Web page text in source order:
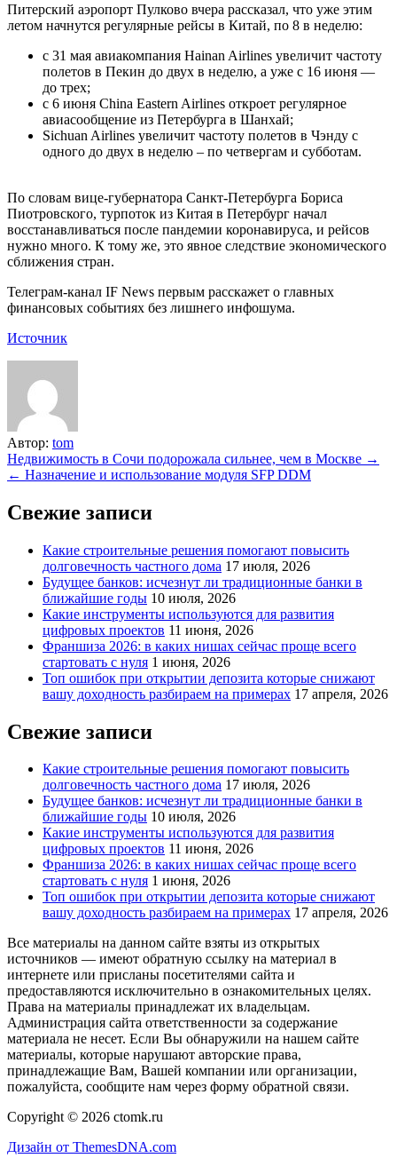
Питерский аэропорт Пулково вчера рассказал, что уже этим
летом начнутся регулярные рейсы в Китай, по 8 в неделю:
с 31 мая авиакомпания Hainan Airlines увеличит частоту
полетов в Пекин до двух в неделю, а уже с 16 июня —
до трех;
с 6 июня China Eastern Airlines откроет регулярное
авиасообщение из Петербурга в Шанхай;
Sichuan Airlines увеличит частоту полетов в Чэнду с
одного до двух в неделю – по четвергам и субботам.
По словам вице-губернатора Санкт-Петербурга Бориса
Пиотровского, турпоток из Китая в Петербург начал
восстанавливаться после пандемии коронавируса, и рейсов
нужно много. К тому же, это явное следствие экономического
сближения стран.
Телеграм-канал IF News первым расскажет о главных
финансовых событиях без лишнего инфошума.
Источник
Автор: tom
Навигация
по
записям
Недвижимость в Сочи подорожала сильнее, чем в Москве →
← Назначение и использование модуля SFP DDM
Свежие записи
Какие строительные решения помогают повысить
долговечность частного дома 17 июля, 2026
Будущее банков: исчезнут ли традиционные банки в
ближайшие годы 10 июля, 2026
Какие инструменты используются для развития
цифровых проектов 11 июня, 2026
Франшиза 2026: в каких нишах сейчас проще всего
стартовать с нуля 1 июня, 2026
Топ ошибок при открытии депозита которые снижают
вашу доходность разбираем на примерах 17 апреля, 2026
Свежие записи
Какие строительные решения помогают повысить
долговечность частного дома 17 июля, 2026
Будущее банков: исчезнут ли традиционные банки в
ближайшие годы 10 июля, 2026
Какие инструменты используются для развития
цифровых проектов 11 июня, 2026
Франшиза 2026: в каких нишах сейчас проще всего
стартовать с нуля 1 июня, 2026
Топ ошибок при открытии депозита которые снижают
вашу доходность разбираем на примерах 17 апреля, 2026
Все материалы на данном сайте взяты из открытых
источников — имеют обратную ссылку на материал в
интернете или присланы посетителями сайта и
предоставляются исключительно в ознакомительных целях.
Права на материалы принадлежат их владельцам.
Администрация сайта ответственности за содержание
материала не несет. Если Вы обнаружили на нашем сайте
материалы, которые нарушают авторские права,
принадлежащие Вам, Вашей компании или организации,
пожалуйста, сообщите нам через форму обратной связи.
Copyright © 2026 ctomk.ru
Дизайн от ThemesDNA.com